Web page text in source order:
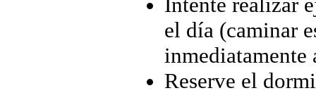
el día (caminar
inmediatamente
Reserve el